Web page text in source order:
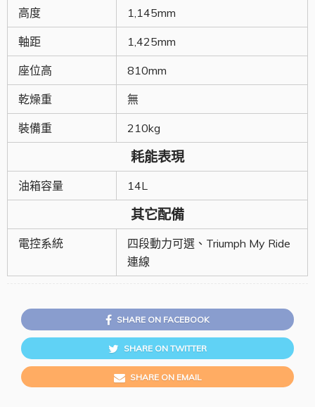
高度 1,145mm
軸距 1,425mm
座位高 810mm
乾燥重 無
裝備重 210kg
耗能表現
油箱容量 14L
其它配備
電控系統
四段動力可選、Triumph My Ride
連線
SHARE ON FACEBOOK
SHARE ON TWITTER
SHARE ON EMAIL